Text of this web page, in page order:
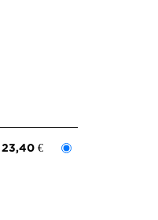
23,40 €